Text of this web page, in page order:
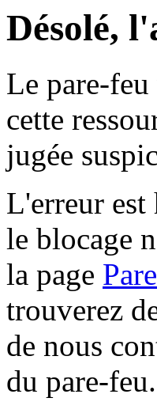
Désolé,
Le pare-
cette
jugée
L'erreur est
le blocage
la page
trouverez
de nous
du pare-feu.